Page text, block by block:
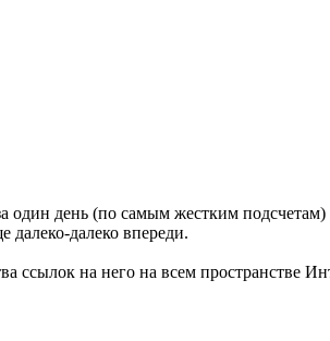
день (по самым жестким
далеко-далеко впереди.
ссылок на него на всем пространстве